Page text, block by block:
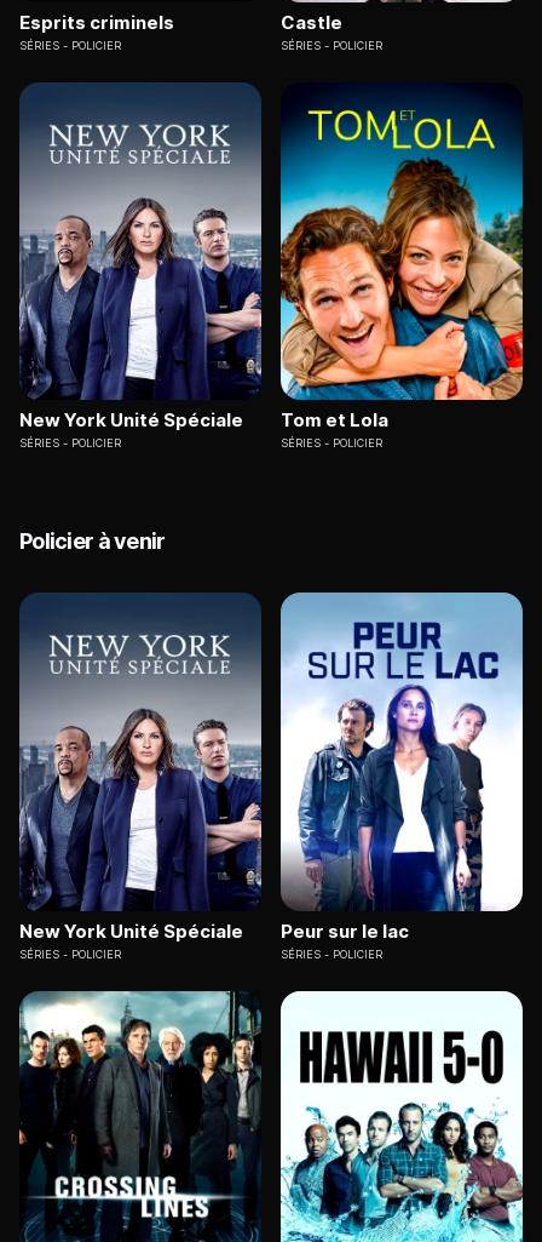
Esprits criminels
SÉRIES POLICIER
Castle
SÉRIES POLICIER
New York Unité Spéciale
SÉRIES POLICIER
Tom et Lola
SÉRIES POLICIER
Policier à venir
New York Unité Spéciale
SÉRIES POLICIER
Peur sur le lac
SÉRIES POLICIER